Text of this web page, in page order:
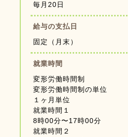
毎月20日
給与の支払日
固定（月末）
就業時間
変形労働時間制
変形労働時間制の単位
１ヶ月単位
就業時間１
8時00分〜17時00分
就業時間２